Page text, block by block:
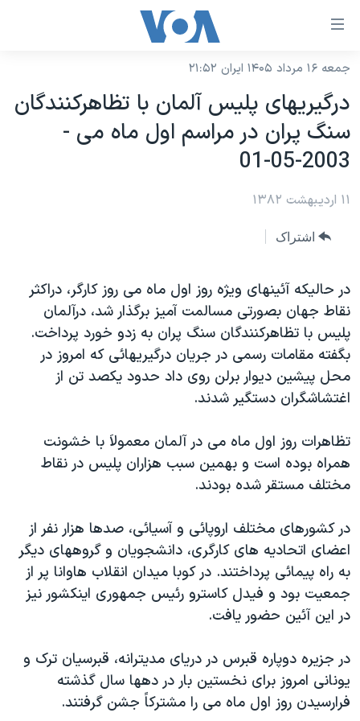
لینکهای
دسترسی
جهش
محتوای
اصلی
صفحه
به
جستجو
نسخه سبک وب‌سایت
موضوع ها
آمریکا
جهان
گزیده‌ها
ویژه برنامه‌ها
ویدیوها
فرهنگ و زندگی
حقوق شهروندی
اقتصادی
علم و فناوری
اسرائیل در جنگ
گالری عکس
آرشیو پخش زنده
برنامه های تلویزیونی
جدول برنامه ها
صفحه‌های ویژه
عملیات خشم حماسی
۲۵۰سالگی آمریکا
بایگانی برنامه‌های تلویزیونی
مستندها
انتخابات ریاست جمهوری آمریکا ۲۰۲۴
حمله جمهوری اسلامی به اسرائیل
رمز مهسا
ورزش زنان در ایران
اعتراضات زن، زندگی، آزادی
مجموعه مستندهای دادخواهی
تریبونال مردمی آبان ۹۸
دادگاه حمید نوری
قانون شفافیت دارائی کادر رهبری ایران
اعتراضات مردمی آبان ۹۸
پخش رادیویی
یادگیری زبان انگلیسی
دنبال کنید
زبانهای مختلف
جمعه ۱۶ مرداد ۱۴۰۵ ایران ۲۱:۵۲
درگيريهای پليس آلمان با تظاهرکنندگان
سنگ پران در مراسم اول ماه می -
2003-05-01
۱۱ اردیبهشت ۱۳۸۲
اشتراک
در حاليکه آئينهای ويژه روز اول ماه می روز کارگر، دراکثر
نقاط جهان بصورتی مسالمت آميز برگذار شد، درآلمان
پليس با تظاهرکنندگان سنگ پران به زدو خورد پرداخت.
بگفته مقامات رسمی در جريان درگيريهائی که امروز در
محل پيشين ديوار برلن روی داد حدود يکصد تن از
اغتشاشگران دستگير شدند.
تظاهرات روز اول ماه می در آلمان معمولاَ با خشونت
همراه بوده است و بهمين سبب هزاران پليس در نقاط
مختلف مستقر شده بودند.
در کشورهای مختلف اروپائی و آسيائی، صدها هزار نفر از
اعضای اتحاديه های کارگری، دانشجويان و گروههای ديگر
به راه پيمائی پرداختند. در کوبا ميدان انقلاب هاوانا پر از
جمعيت بود و فيدل کاسترو رئيس جمهوری اينکشور نيز
در اين آئين حضور يافت.
در جزيره دوپاره قبرس در دريای مديترانه، قبرسيان ترک و
يونانی امروز برای نخستين بار در دهها سال گذشته
فرارسيدن روز اول ماه می را مشترکاً جشن گرفتند.